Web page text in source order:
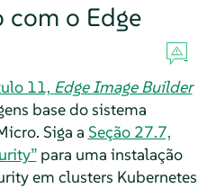
o Edge
11, Edge Image Builder
base do sistema
Siga a Seção 27.7,
para uma instalação
em clusters Kubernetes